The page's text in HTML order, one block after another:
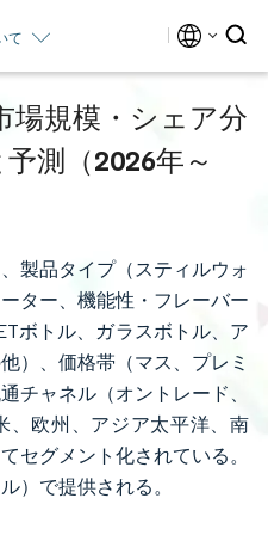
て
場規模・シェア分
測（2026年～
製品タイプ（スティルウォ
ター、機能性・フレーバー
ボトル、ガラスボトル、ア
）、価格帯（マス、プレミ
チャネル（オントレード、
、欧州、アジア太平洋、南
セグメント化されている。
）で提供される。